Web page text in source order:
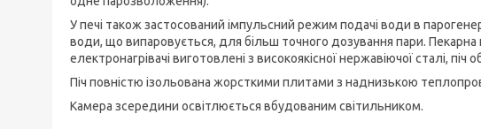
У печі також застосований імпульсний режим подачі води в
води, що випаровується, для більш точного дозування пари. Пекарна
електронагрівачі виготовлені з високоякісної нержавіючої сталі,
Піч повністю ізольована жорсткими плитами з наднизькою
Камера зсередини освітлюється вбудованим світильником.